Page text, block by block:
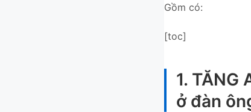
Gồm có:
[toc]
1. TĂNG
ở đàn